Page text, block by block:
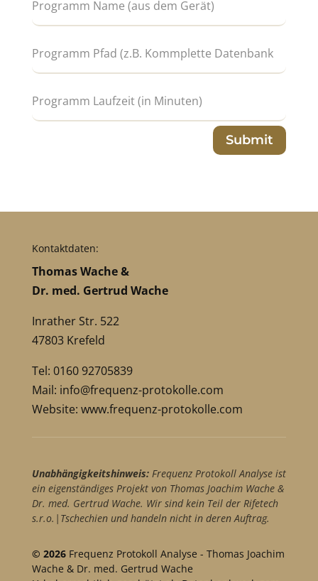
Submit
Kontaktdaten:
Thomas Wache &
Dr. med. Gertrud Wache
Inrather Str. 522
47803 Krefeld
Tel: 0160 92705839
Mail: info@frequenz-protokolle.com
Website: www.frequenz-protokolle.com
Unabhängigkeitshinweis:Frequenz Protokoll Analyse ist
ein eigenständiges Projekt von Thomas Joachim Wache &
Dr. med. Gertrud Wache. Wir sind kein Teil der Rifetech
s.r.o.|Tschechien und handeln nicht in deren Auftrag.
© 2026 Frequenz Protokoll Analyse - Thomas Joachim
Wache & Dr. med. Gertrud Wache